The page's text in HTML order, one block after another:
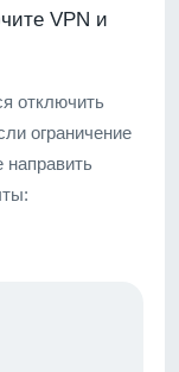
VPN и
отключить
ограничение